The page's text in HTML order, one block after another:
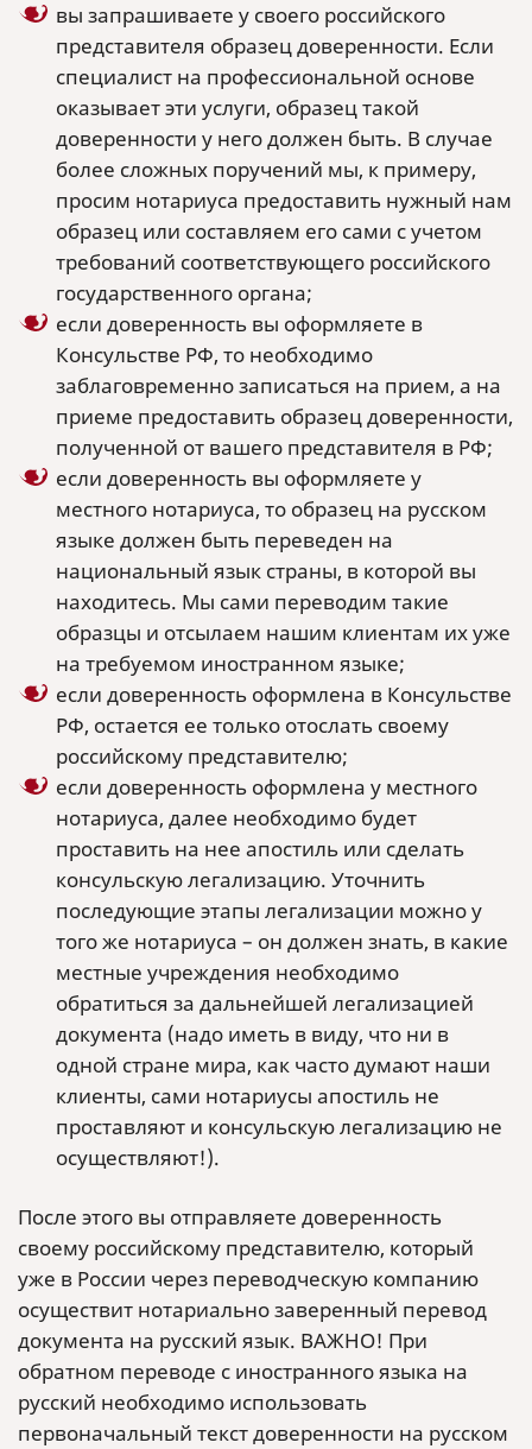
вы запрашиваете у своего российского
представителя образец доверенности. Если
специалист на профессиональной основе
оказывает эти услуги, образец такой
доверенности у него должен быть. В случае
более сложных поручений мы, к примеру,
просим нотариуса предоставить нужный нам
образец или составляем его сами с учетом
требований соответствующего российского
государственного органа;
если доверенность вы оформляете в
Консульстве РФ, то необходимо
заблаговременно записаться на прием, а на
приеме предоставить образец доверенности,
полученной от вашего представителя в РФ;
если доверенность вы оформляете у
местного нотариуса, то образец на русском
языке должен быть переведен на
национальный язык страны, в которой вы
находитесь. Мы сами переводим такие
образцы и отсылаем нашим клиентам их уже
на требуемом иностранном языке;
если доверенность оформлена в Консульстве
РФ, остается ее только отослать своему
российскому представителю;
если доверенность оформлена у местного
нотариуса, далее необходимо будет
проставить на нее апостиль или сделать
консульскую легализацию. Уточнить
последующие этапы легализации можно у
того же нотариуса – он должен знать, в какие
местные учреждения необходимо
обратиться за дальнейшей легализацией
документа (надо иметь в виду, что ни в
одной стране мира, как часто думают наши
клиенты, сами нотариусы апостиль не
проставляют и консульскую легализацию не
осуществляют!).
После этого вы отправляете доверенность
своему российскому представителю, который
уже в России через переводческую компанию
осуществит нотариально заверенный перевод
документа на русский язык. ВАЖНО! При
обратном переводе с иностранного языка на
русский необходимо использовать
первоначальный текст доверенности на русском